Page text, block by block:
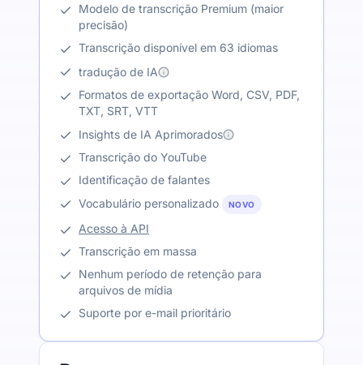
Modelo de transcrição Premium (maior
precisão)
Transcrição disponível em 63 idiomas
tradução de IA
Formatos de exportação Word, CSV, PDF,
TXT, SRT, VTT
Insights de IA Aprimorados
Transcrição do YouTube
Identificação de falantes
Vocabulário personalizado
NOVO
Acesso à API
Transcrição em massa
Nenhum período de retenção para
arquivos de mídia
Suporte por e-mail prioritário